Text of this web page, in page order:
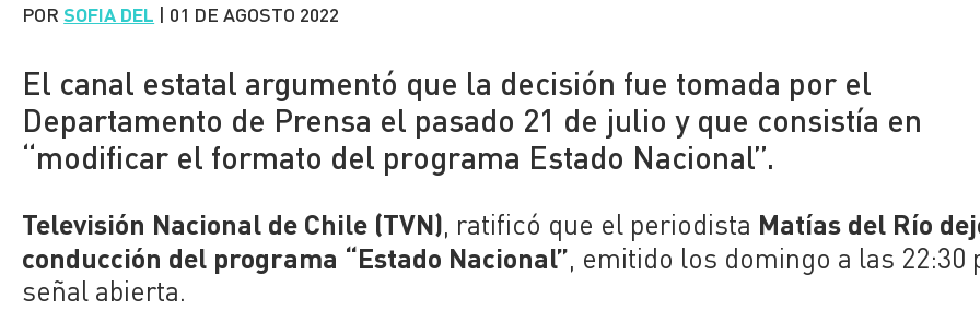
PORSOFIA DEL | 01 DE AGOSTO 2022
El canal estatal argumentó que la decisión fue tomada por el
Departamento de Prensa el pasado 21 de julio y que consistía en
“modificar el formato del programa Estado Nacional”.
Televisión Nacional de Chile (TVN), ratificó que el periodista Matías del Río
conducción del programa “Estado Nacional”, emitido los domingo a las 22:30
señal abierta.